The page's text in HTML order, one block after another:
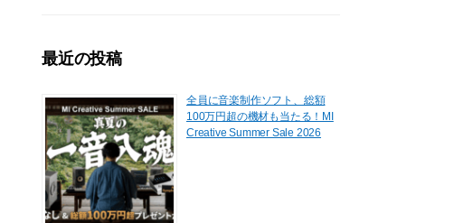
最近の投稿
全員に音楽制作ソフト、総額
100万円超の機材も当たる！MI
Creative Summer Sale 2026